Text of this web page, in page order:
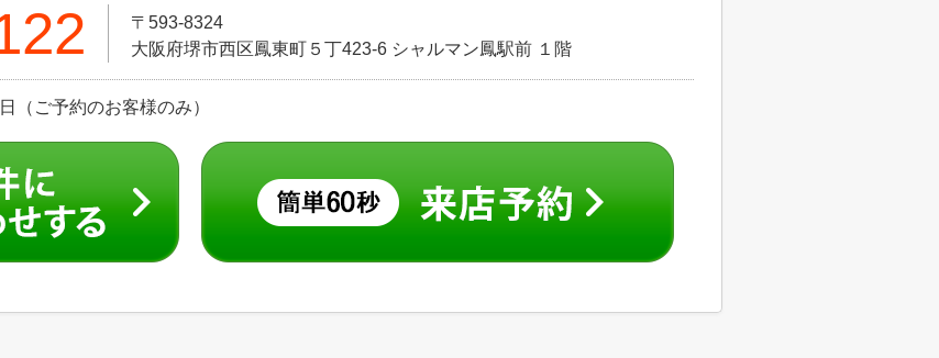
〒593-8324
大阪府堺市西区鳳東町５丁423-6 シャルマン鳳駅前 １階
（ご予約のお客様のみ）